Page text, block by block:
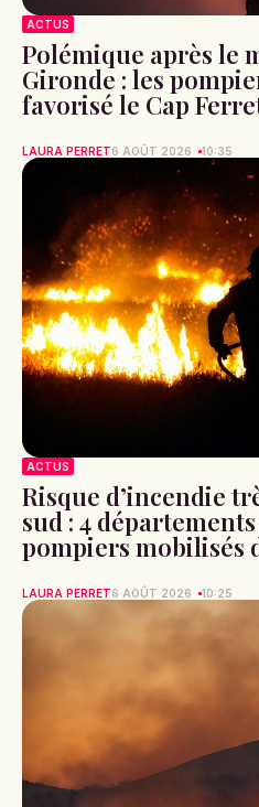
ACTUS
Polémique après le
Gironde : les
favorisé le Cap
LAURA PERRET6 AOÛT 2026 10:35
ACTUS
Risque d’incendie
sud : 4
pompiers mobilisés
LAURA PERRET6 AOÛT 2026 10:25